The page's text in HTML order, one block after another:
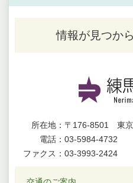
情報が見つか
所在地： 〒176-8501 東京
電話： 03-5984-4732
ファクス： 03-3993-2424